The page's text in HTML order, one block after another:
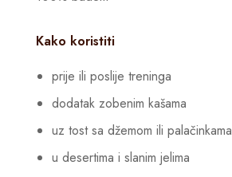
Kako koristiti
prije ili poslije treninga
dodatak zobenim kašama
uz tost sa džemom ili palačinkama
u desertima i slanim jelima